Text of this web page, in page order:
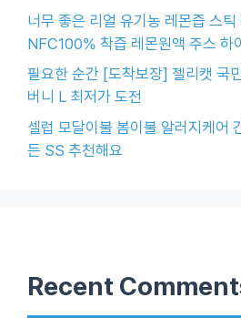
너무 좋은 리얼 유기농 레몬즙 스
NFC100% 착즙 레몬원액 주스 하
필요한 순간 [도착보장] 젤리캣 국
버니 L 최저가 도전
셀럽 모달이불 봄이불 알러지케어
든 SS 추천해요
Recent